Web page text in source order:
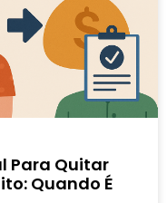
Para Quitar
Quando É